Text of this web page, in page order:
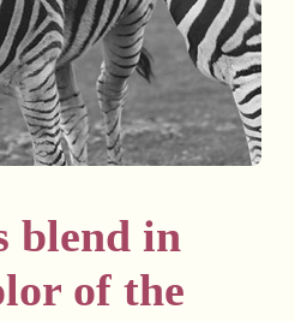
blend in
of the